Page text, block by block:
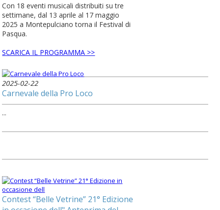
Con 18 eventi musicali distribuiti su tre
settimane, dal 13 aprile al 17 maggio
2025 a Montepulciano torna il Festival di
Pasqua.
SCARICA IL PROGRAMMA >>
2025-02-22
Carnevale della Pro Loco
...
Contest “Belle Vetrine” 21° Edizione